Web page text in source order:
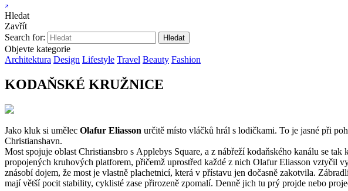
Hledat
Zavřít
Search for:
Objevte kategorie
Architektura Design Lifestyle Travel Beauty Fashion
KODAŇSKÉ KRUŽNICE
Jako kluk si umělec Olafur Eliasson určitě místo vláčků hrál s lodičkami. To je jasné při
Christianshavn.
Most spojuje oblast Christiansbro s Applebys Square, a z nábřeží kodaňského kanálu se
propojených kruhových platforem, přičemž uprostřed každé z nich Olafur Eliasson vztyčil
znásobí dojem, že most je vlastně plachetnicí, která v přístavu jen dočasně zakotvila.
mají větší pocit stability, cyklisté zase přirozeně zpomalí. Denně jich tu prý projde nebo